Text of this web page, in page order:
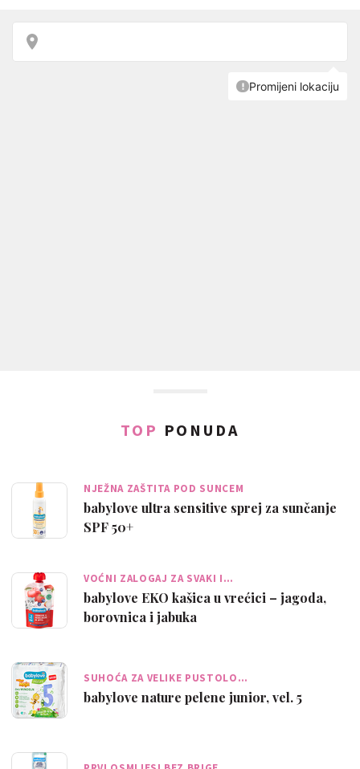
TOP PONUDA
NJEŽNA ZAŠTITA POD SUNCEM
babylove ultra sensitive sprej za sunčanje
SPF 50+
VOĆNI ZALOGAJ ZA SVAKI I…
babylove EKO kašica u vrećici – jagoda,
borovnica i jabuka
SUHOĆA ZA VELIKE PUSTOLO…
babylove nature pelene junior, vel. 5